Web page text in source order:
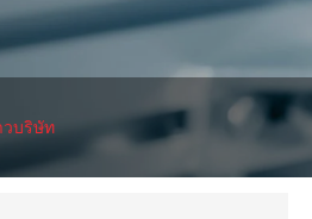
บริษัท